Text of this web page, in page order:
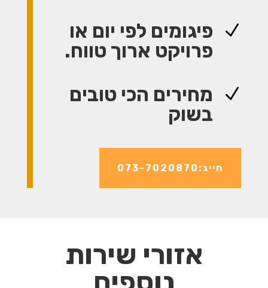
N
פיגומים לפי יום או
פרויקט ארוך טווח.
N
מחירים הכי טובים
בשוק
חייג:073-7020870
אזורי שירות